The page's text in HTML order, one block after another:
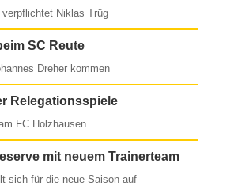
Niklas Trüg
SC Reute
Dreher kommen
Relegationsspiele
FC Holzhausen
mit neuem Trainerteam
sich für die neue Saison auf